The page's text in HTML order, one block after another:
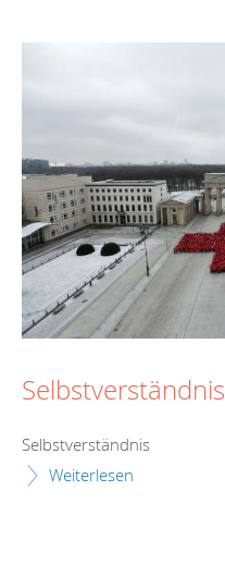
Selbstverständnis
Selbstverständnis
Weiterlesen